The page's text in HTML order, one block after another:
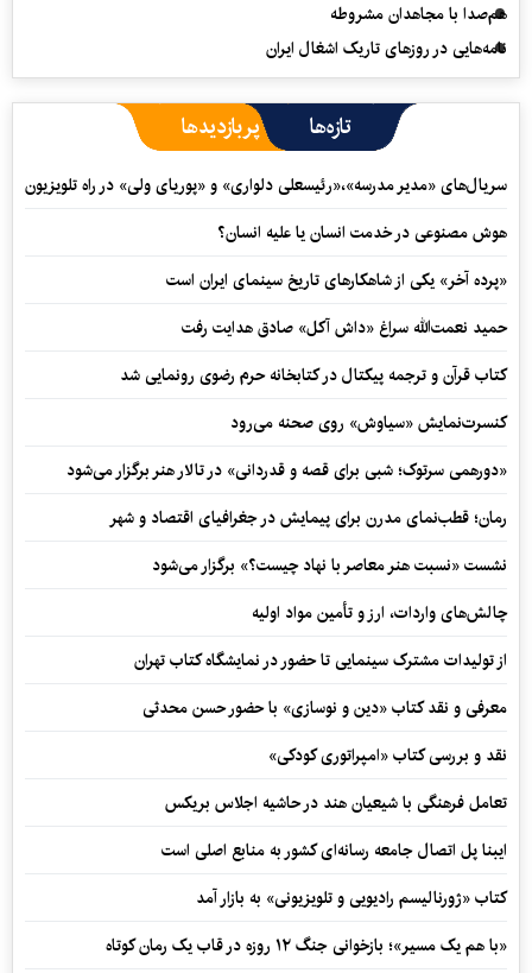
هم‌صدا با مجاهدان مشروطه
نامه‌هایی در روزهای تاریک اشغال ایران
تازه‌ها پربازدیدها
سریال‌های «مدیر مدرسه»،«رئیسعلی دلواری» و «پوریای ولی» در راه تلویزیون
هوش مصنوعی در خدمت انسان یا علیه انسان؟
«پرده آخر» یکی از شاهکارهای تاریخ سینمای ایران است
حمید نعمت‌‏الله سراغ «داش آکل» صادق هدایت رفت
کتاب قرآن و ترجمه پیکتال در کتابخانه حرم رضوی رونمایی شد
کنسرت‌نمایش «سیاوش» روی صحنه می‌رود
«دورهمی سرتوک؛ شبی برای قصه و قدردانی» در تالار هنر برگزار می‌شود
رمان؛ قطب‌نمای مدرن برای پیمایش در جغرافیای اقتصاد و شهر
نشست «نسبت هنر معاصر با نهاد چیست؟» برگزار می‌شود
چالش‌های واردات، ارز و تأمین مواد اولیه
از تولیدات مشترک سینمایی تا حضور در نمایشگاه کتاب تهران
معرفی و نقد کتاب «دین و نوسازی» با حضور حسن محدثی
نقد و بررسی کتاب «امپراتوری کودکی»
تعامل فرهنگی با شیعیان هند در حاشیه اجلاس بریکس
ایبنا پل اتصال جامعه رسانه‌ای کشور به منابع اصلی است
کتاب «ژورنالیسم رادیویی و تلویزیونی» به بازار آمد
«با هم یک مسیر»؛ بازخوانی جنگ ۱۲ روزه در قاب یک رمان کوتاه